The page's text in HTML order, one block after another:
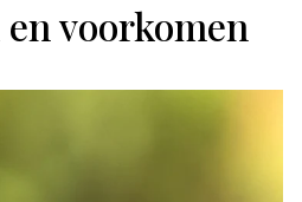
voorkomen